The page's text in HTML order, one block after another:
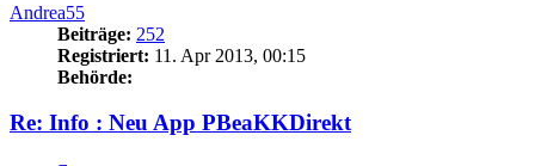
Andrea55
Beiträge: 252
Registriert: 11. Apr 2013, 00:15
Behörde:
Re: Info : Neu App PBeaKKDirekt